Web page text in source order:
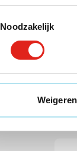
Noodzakelijk
Weigeren